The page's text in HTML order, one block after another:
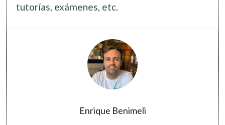
tutorías, exámenes, etc.
Enrique Benimeli